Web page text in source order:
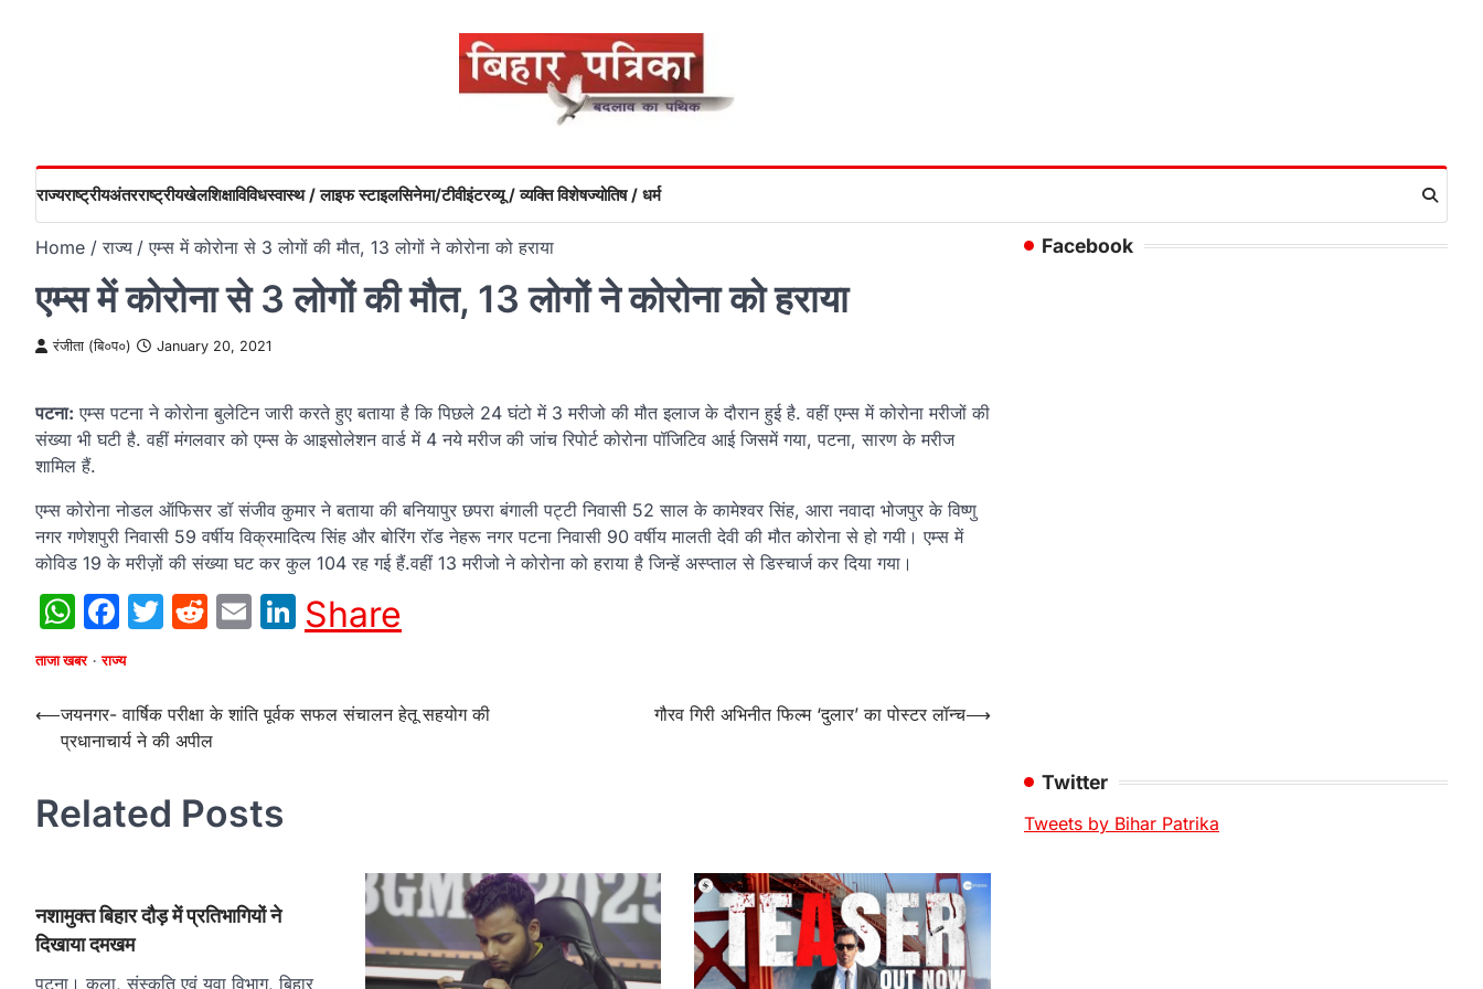
राज्यराष्ट्रीयअंतरराष्ट्रीयखेलशिक्षाविविधस्वास्थ / लाइफ स्टाइलसिनेमा/टीवीइंटरव्यू / व्यक्ति विशेषज्योतिष / धर्म
Home राज्य एम्स में कोरोना से 3 लोगों की मौत, 13 लोगों ने कोरोना को हराया
एम्स में कोरोना से 3 लोगों की मौत, 13 लोगों ने कोरोना को हराया
रंजीता (बि०प०) January 20, 2021
पटना: एम्स पटना ने कोरोना बुलेटिन जारी करते हुए बताया है कि पिछले 24 घंटो में 3 मरीजो की मौत इलाज के दौरान हुई है. वहीं एम्स में कोरोना मरीजों की
संख्या भी घटी है. वहीं मंगलवार को एम्स के आइसोलेशन वार्ड में 4 नये मरीज की जांच रिपोर्ट कोरोना पॉजिटिव आई जिसमें गया, पटना, सारण के मरीज
शामिल हैं.
एम्स कोरोना नोडल ऑफिसर डॉ संजीव कुमार ने बताया की बनियापुर छपरा बंगाली पट्टी निवासी 52 साल के कामेश्वर सिंह, आरा नवादा भोजपुर के विष्णु
नगर गणेशपुरी निवासी 59 वर्षीय विक्रमादित्य सिंह और बोरिंग रॉड नेहरू नगर पटना निवासी 90 वर्षीय मालती देवी की मौत कोरोना से हो गयी। एम्स में
कोविड 19 के मरीज़ों की संख्या घट कर कुल 104 रह गई हैं.वहीं 13 मरीजो ने कोरोना को हराया है जिन्हें अस्प्ताल से डिस्चार्ज कर दिया गया।
WhatsApp
Facebook
Twitter
Reddit
EmailLinkedIn
Share
ताजा खबर राज्य
Post
navigation
⟵जयनगर- वार्षिक परीक्षा के शांति पूर्वक सफल संचालन हेतू सहयोग की
प्रधानाचार्य ने की अपील
गौरव गिरी अभिनीत फिल्म ‘दुलार’ का पोस्टर लॉन्च⟶
Related Posts
नशामुक्त बिहार दौड़ में प्रतिभागियों ने
दिखाया दमखम
पटना। कला, संस्कृति एवं युवा विभाग, बिहार
Facebook
Twitter
Tweets by Bihar Patrika